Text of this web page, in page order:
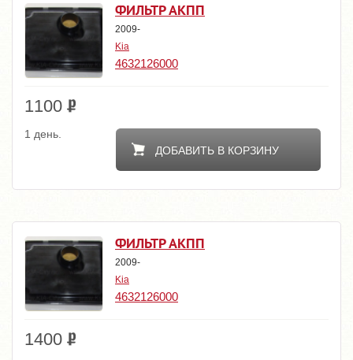
ФИЛЬТР АКПП
2009-
Kia
4632126000
1100
ДОБАВИТЬ В КОРЗИНУ
1 день.
ФИЛЬТР АКПП
2009-
Kia
4632126000
1400